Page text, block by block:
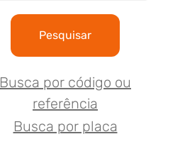
Pesquisar
Busca por código ou
referência
Busca por placa